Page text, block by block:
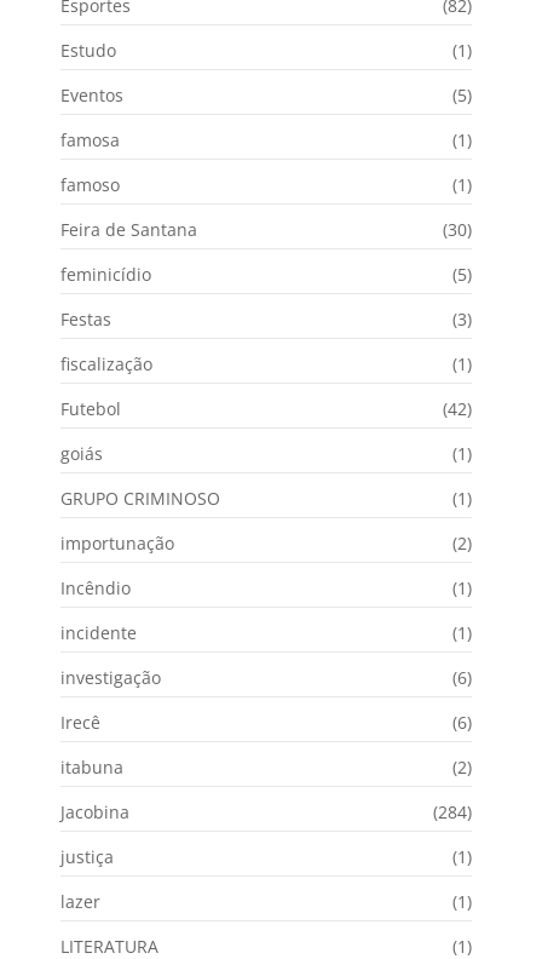
Esportes
(82)
Estudo
(1)
Eventos
(5)
famosa
(1)
famoso
(1)
Feira de Santana
(30)
feminicídio
(5)
Festas
(3)
fiscalização
(1)
Futebol
(42)
goiás
(1)
GRUPO CRIMINOSO
(1)
importunação
(2)
Incêndio
(1)
incidente
(1)
investigação
(6)
Irecê
(6)
itabuna
(2)
Jacobina
(284)
justiça
(1)
lazer
(1)
LITERATURA
(1)